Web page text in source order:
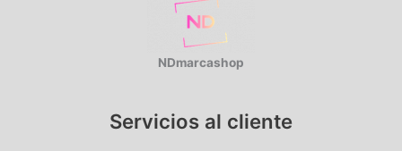
NDmarcashop
Servicios al cliente